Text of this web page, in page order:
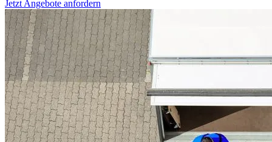
Jetzt Angebote anfordern